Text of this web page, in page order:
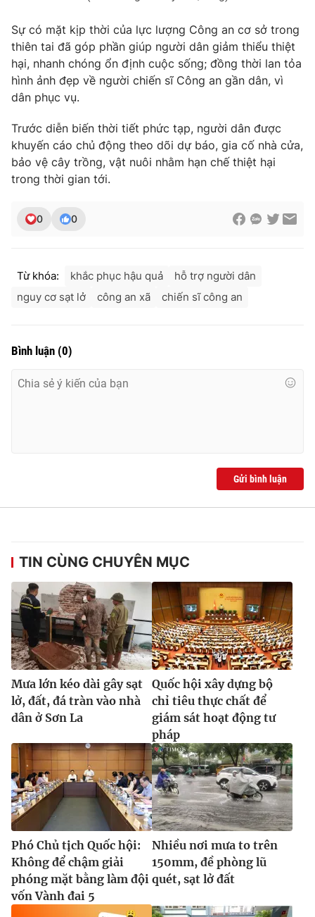
Sự có mặt kịp thời của lực lượng Công an cơ sở trong
thiên tai đã góp phần giúp người dân giảm thiểu thiệt
hại, nhanh chóng ổn định cuộc sống; đồng thời lan tỏa
hình ảnh đẹp về người chiến sĩ Công an gần dân, vì
dân phục vụ.
Trước diễn biến thời tiết phức tạp, người dân được
khuyến cáo chủ động theo dõi dự báo, gia cố nhà cửa,
bảo vệ cây trồng, vật nuôi nhằm hạn chế thiệt hại
trong thời gian tới.
0 0
Từ khóa: khắc phục hậu quả
hỗ trợ người dân
nguy cơ sạt lở
công an xã chiến sĩ công an
Bình luận (0)
Gửi bình luận
TIN CÙNG CHUYÊN MỤC
Mưa lớn kéo dài gây sạt
lở, đất, đá tràn vào nhà
dân ở Sơn La
Quốc hội xây dựng bộ
chỉ tiêu thực chất để
giám sát hoạt động tư
pháp
Phó Chủ tịch Quốc hội:
Không để chậm giải
phóng mặt bằng làm đội
vốn Vành đai 5
Nhiều nơi mưa to trên
150mm, đề phòng lũ
quét, sạt lở đất